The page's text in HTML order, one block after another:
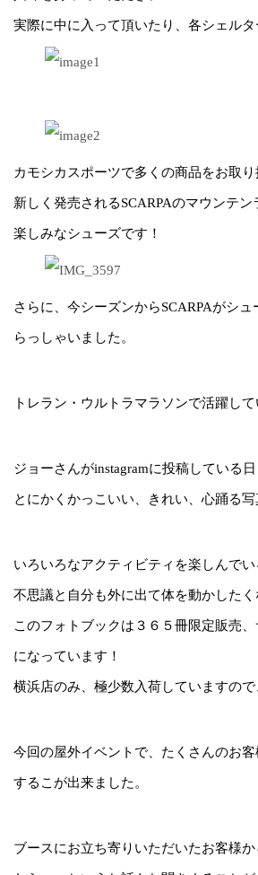
実際に中に入って頂いたり、各シェル
カモシカスポーツで多くの商品をお取
新しく発売されるSCARPAのマウンテ
楽しみなシューズです！
さらに、今シーズンからSCARPAがシ
らっしゃいました。
トレラン・ウルトラマラソンで活躍し
ジョーさんがinstagramに投稿している
とにかくかっこいい、きれい、心踊る写
いろいろなアクティビティを楽しんで
不思議と自分も外に出て体を動かした
このフォトブックは３６５冊限定販売
になっています！
横浜店のみ、極少数入荷していますの
今回の屋外イベントで、たくさんのお
するこが出来ました。
ブースにお立ち寄りいただいたお客様